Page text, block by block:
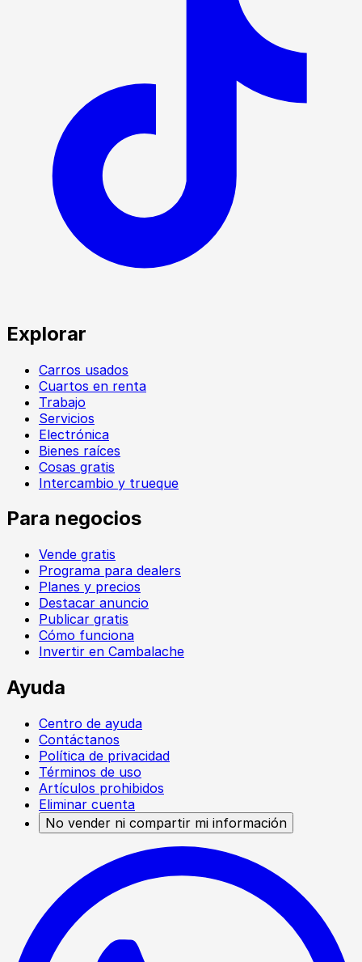
Explorar
Carros usados
Cuartos en renta
Trabajo
Servicios
Electrónica
Bienes raíces
Cosas gratis
Intercambio y trueque
Para negocios
Vende gratis
Programa para dealers
Planes y precios
Destacar anuncio
Publicar gratis
Cómo funciona
Invertir en Cambalache
Ayuda
Centro de ayuda
Contáctanos
Política de privacidad
Términos de uso
Artículos prohibidos
Eliminar cuenta
No vender ni compartir mi información